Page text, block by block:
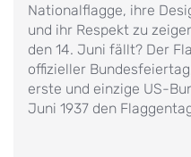
Nationalflagge, ihre
und ihr Respekt zu
den 14. Juni fällt? Der
offizieller
erste und einzige US-
Juni 1937 den